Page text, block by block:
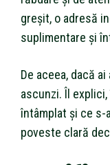
greșit, o adresă
suplimentare și
De aceea, dacă
ascunzi. Îl
întâmplat și ce s-
poveste clară